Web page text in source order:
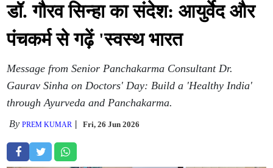
डॉ. गौरव सिन्हा का संदेश: आयुर्वेद और
पंचकर्म से गढ़ें 'स्वस्थ भारत
Message from Senior Panchakarma Consultant Dr.
Gaurav Sinha on Doctors' Day: Build a 'Healthy India'
through Ayurveda and Panchakarma.
ByPREM KUMAR Fri, 26 Jun 2026